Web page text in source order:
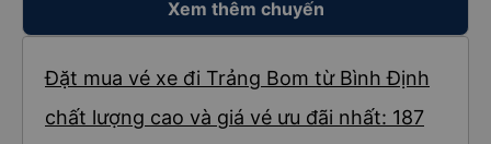
Xem thêm chuyến
Đặt mua vé xe đi Trảng Bom từ Bình Định
chất lượng cao và giá vé ưu đãi nhất: 187